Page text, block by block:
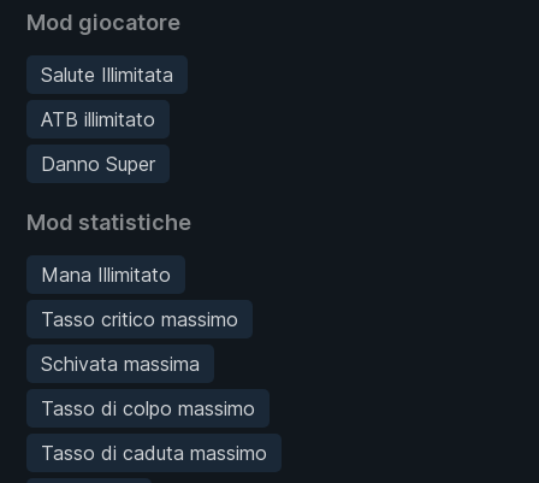
Mod giocatore
Salute Illimitata
ATB illimitato
Danno Super
Mod statistiche
Mana Illimitato
Tasso critico massimo
Schivata massima
Tasso di colpo massimo
Tasso di caduta massimo